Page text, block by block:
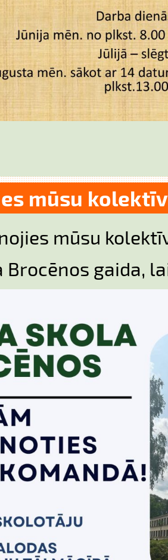
mūsu
mūsu
Brocēnos gaida,